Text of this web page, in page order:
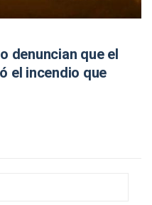
denuncian que el
el incendio que